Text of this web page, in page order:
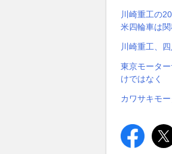
川崎重工の
米四輪車は
川崎重工、
東京モータ
けではなく
カワサキモ